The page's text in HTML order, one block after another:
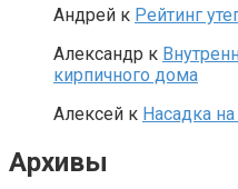
Андрей к Рейтинг
Александр к
кирпичного дома
Алексей к Насадка
Архивы